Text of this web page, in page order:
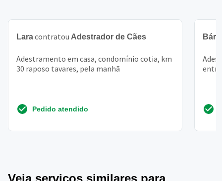
Laracontratou Adestrador de Cães
Adestramento em casa, condomínio cotia, km
30 raposo tavares, pela manhã
Pedido atendido
Veja serviços similares para